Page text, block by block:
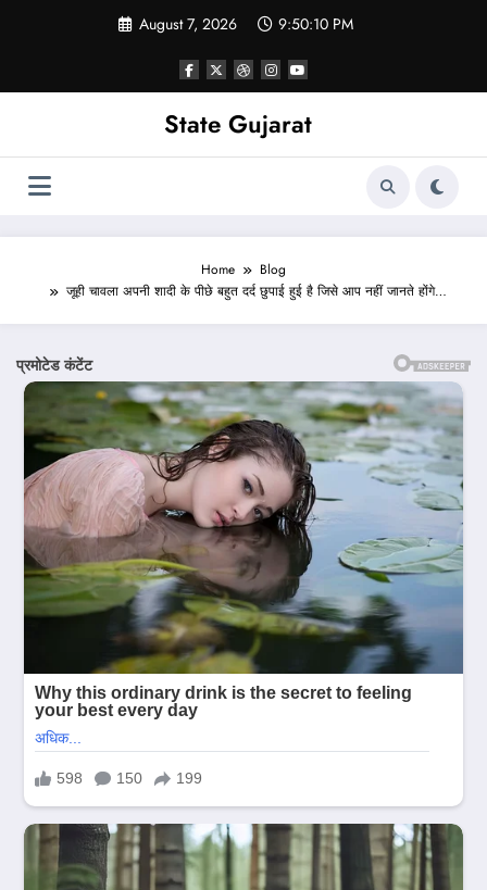
August 7, 2026 9:50:12 PM
State Gujarat
Home
Blog
जूही चावला अपनी शादी के पीछे बहुत दर्द छुपाई हुई है जिसे आप नहीं जानते होंगे…